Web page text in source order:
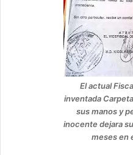
El actual
inventada
sus manos y
inocente dejara
meses en